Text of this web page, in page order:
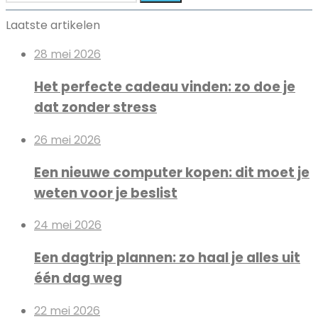
je
weten
liters
naar:
Laatste artikelen
28 mei 2026
Het perfecte cadeau vinden: zo doe je
dat zonder stress
26 mei 2026
Een nieuwe computer kopen: dit moet je
weten voor je beslist
24 mei 2026
Een dagtrip plannen: zo haal je alles uit
één dag weg
22 mei 2026